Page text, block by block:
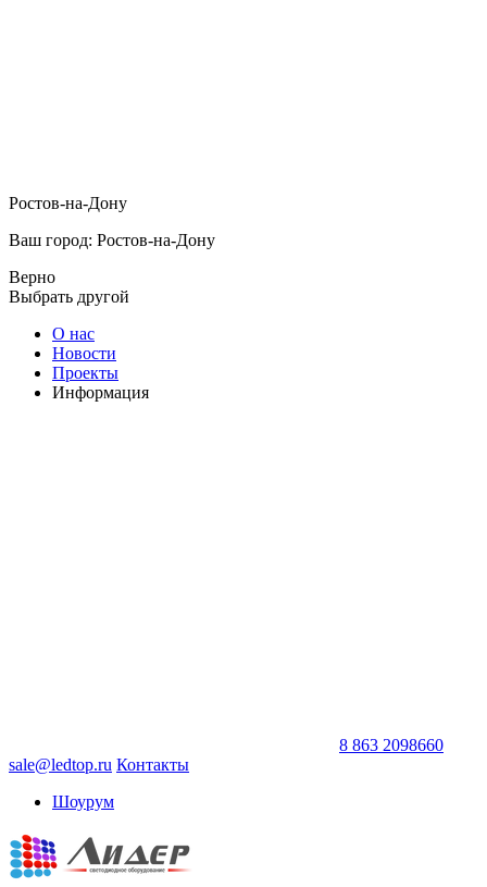
Ростов-на-Дону
Ваш город: Ростов-на-Дону
Верно
Выбрать другой
О нас
Новости
Проекты
Информация
8 863 2098660
sale@ledtop.ru Контакты
Шоурум